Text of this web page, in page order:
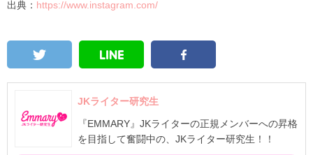
出典： https://www.instagram.com/
JKライター研究生
『EMMARY』JKライターの正規メンバーへの昇格
を目指して奮闘中の、JKライター研究生！！